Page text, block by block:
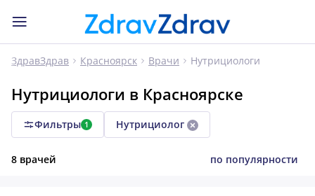
ЗдравЗдрав Красноярск Врачи Нутрициологи
Нутрициологи в Красноярске
Фильтры 1 Нутрициолог
8 врачей по популярности